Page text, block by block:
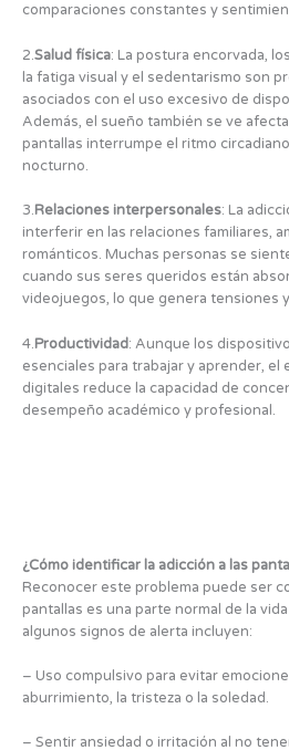
comparaciones constantes y
2.Salud física: La postura encorvada,
la fatiga visual y el sedentarismo son
asociados con el uso excesivo de
Además, el sueño también se ve
pantallas interrumpe el ritmo
nocturno.
3.Relaciones interpersonales: La
interferir en las relaciones familiares,
románticos. Muchas personas se
cuando sus seres queridos están
videojuegos, lo que genera tensiones
4.Productividad: Aunque los
esenciales para trabajar y aprender, el
digitales reduce la capacidad de
desempeño académico y profesional.
¿Cómo identificar la adicción a las
Reconocer este problema puede ser
pantallas es una parte normal de la
algunos signos de alerta incluyen:
– Uso compulsivo para evitar
aburrimiento, la tristeza o la soledad.
– Sentir ansiedad o irritación al no